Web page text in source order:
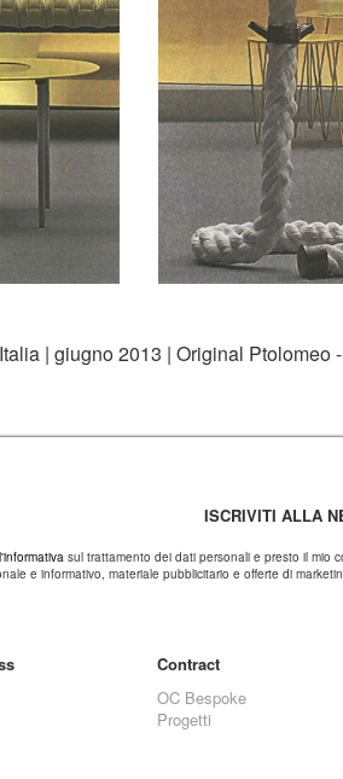
| giugno 2013 | Original Ptolomeo
ISCRIVITI ALLA
l'informativasul trattamento dei dati personali e presto il mio
e informativo, materiale pubblicitario e offerte di
Contract
OC Bespoke
Progetti